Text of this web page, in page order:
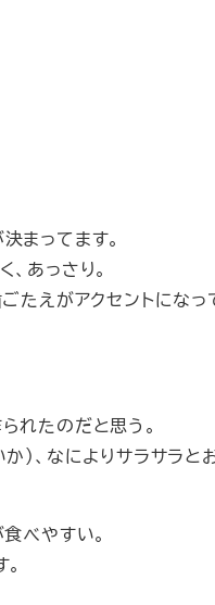
まってます。
あっさり。
たえがアクセントになっ
れたのだと思う。
）、なによりサラサラと
べやすい。